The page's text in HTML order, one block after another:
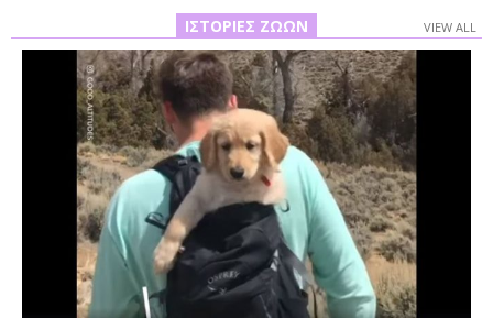
ΙΣΤΟΡΊΕΣ ΖΏΩΝ VIEW ALL